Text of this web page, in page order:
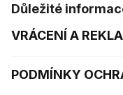
Důležité
VRÁCENÍ A
PODMÍNKY